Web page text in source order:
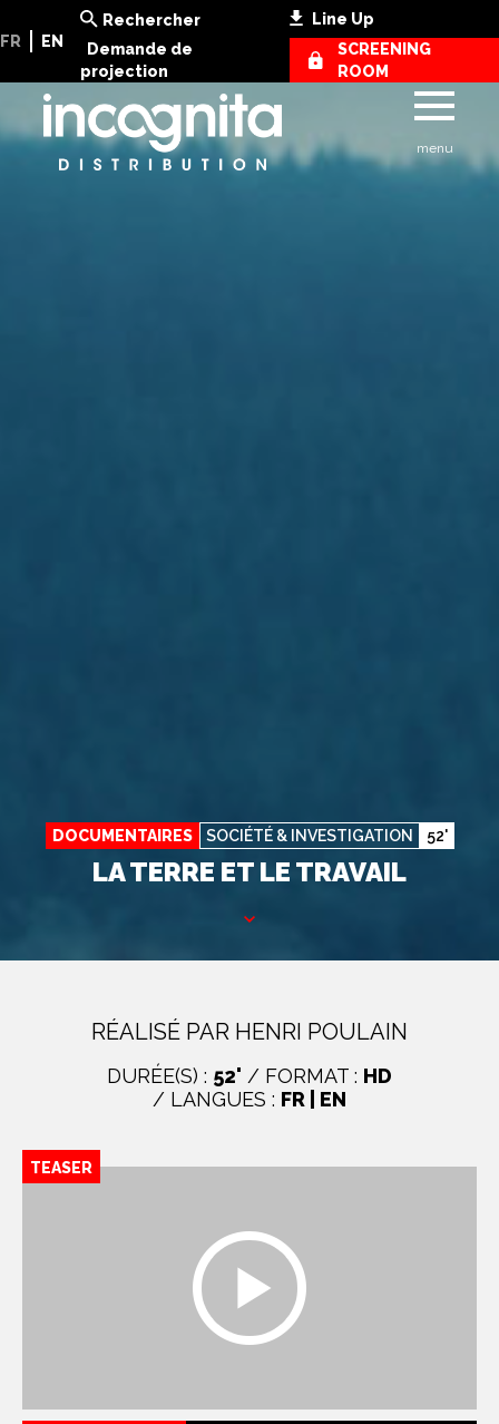
menu
FR EN
Rechercher
Line Up
Demande de
projection
SCREENING
ROOM
DOCUMENTAIRES SOCIÉTÉ & INVESTIGATION 52'
LA TERRE ET LE TRAVAIL
RÉALISÉ PAR HENRI POULAIN
DURÉE(S) : 52' / FORMAT : HD
/ LANGUES : FR | EN
TEASER